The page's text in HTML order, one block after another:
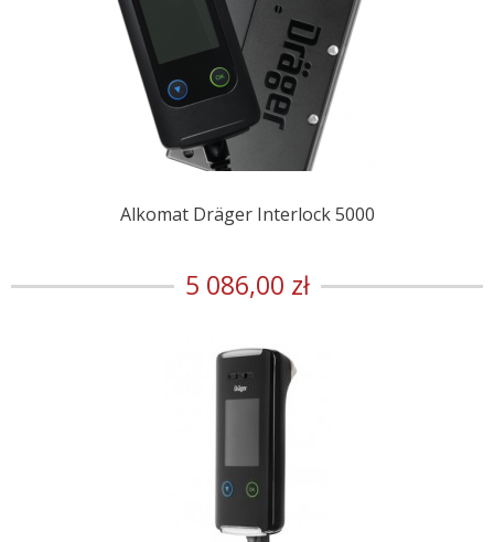
Alkomat Dräger Interlock 5000
5 086,00 zł